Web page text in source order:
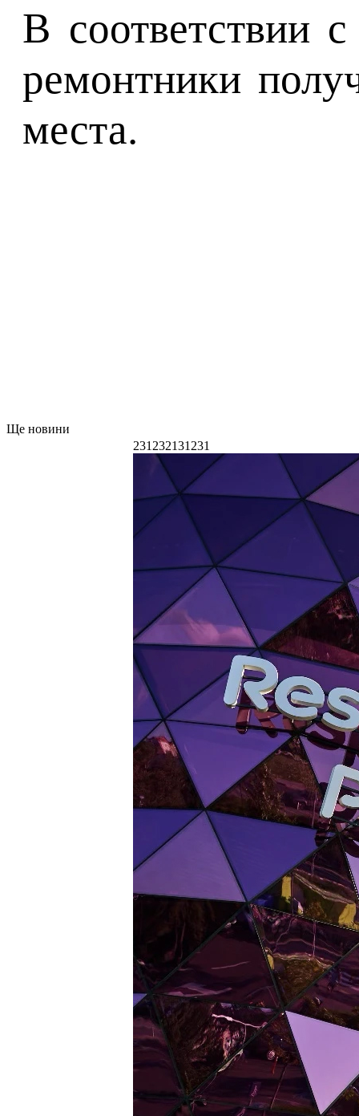
В соответствии
ремонтники
места.
Ще новини
231232131231